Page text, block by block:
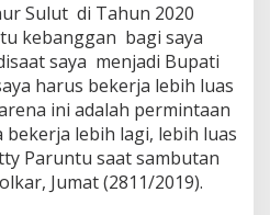
Sulut di Tahun 2020
kebanggan bagi saya
saya menjadi Bupati
harus bekerja lebih luas
ini adalah permintaan
lebih lagi, lebih luas
Paruntu saat sambutan
Jumat (2811/2019).